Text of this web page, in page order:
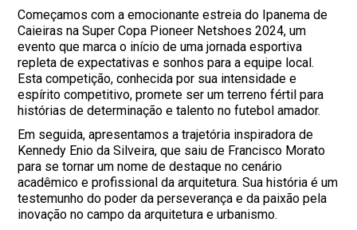
Começamos com a emocionante estreia do Ipanema de
Caieiras na Super Copa Pioneer Netshoes 2024, um
evento que marca o início de uma jornada esportiva
repleta de expectativas e sonhos para a equipe local.
Esta competição, conhecida por sua intensidade e
espírito competitivo, promete ser um terreno fértil para
histórias de determinação e talento no futebol amador.
Em seguida, apresentamos a trajetória inspiradora de
Kennedy Enio da Silveira, que saiu de Francisco Morato
para se tornar um nome de destaque no cenário
acadêmico e profissional da arquitetura. Sua história é um
testemunho do poder da perseverança e da paixão pela
inovação no campo da arquitetura e urbanismo.